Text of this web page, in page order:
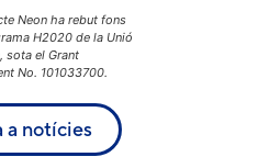
Neon ha rebut fons
H2020 de la Unió
sota el Grant
No. 101033700.
a notícies